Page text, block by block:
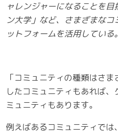
ャレンジャーになることを
ン大学」など、さまざまな
ットフォームを活用している。
「コミュニティの種類はさ
したコミュニティもあれば
ミュニティもあります。
例えばあるコミュニティでは